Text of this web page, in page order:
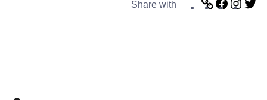
Share with
a
n